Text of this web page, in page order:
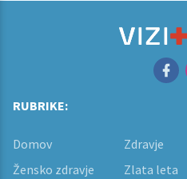
RUBRIKE:
Domov Zdravje
Žensko zdravje
Zlata leta